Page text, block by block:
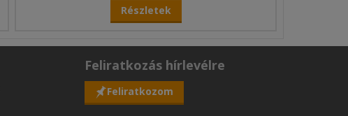
Részletek
Feliratkozás hírlevélre
Feliratkozom